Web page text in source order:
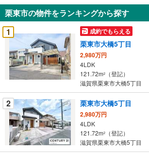
知
を
受
け
取
る
・
条
件
を
マ
イ
ペ
ー
栗東市の物件をランキングから探す
1
成約でもらえる
栗東市大橋5丁目
2,980万円
4LDK
121.72m2
（登記）
滋賀県栗東市大橋5丁目
2 栗東市大橋5丁目
2,980万円
4LDK
121.72m2
（登記）
滋賀県栗東市大橋5丁目